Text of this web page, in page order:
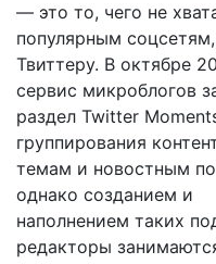
— это то, чего не
популярным
Твиттеру. В октябре
сервис микроблогов
раздел Twitter
группирования
темам и новостным
однако созданием и
наполнением таких
редакторы